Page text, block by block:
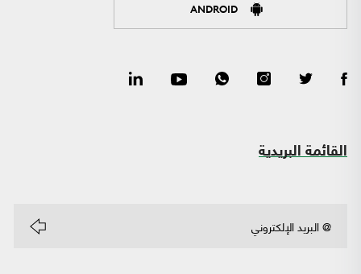
ANDROID
القائمة البريدية